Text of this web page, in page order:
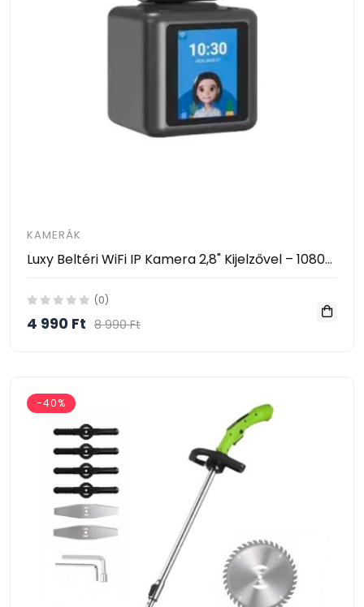
KAMERÁK
Luxy Beltéri WiFi IP Kamera 2,8" Kijelzővel – 1080P, AI Mozgásérzékelés, 360° Forgatható- Video Calling Smart Camera
(0)
4 990 Ft 8 990 Ft
-40%